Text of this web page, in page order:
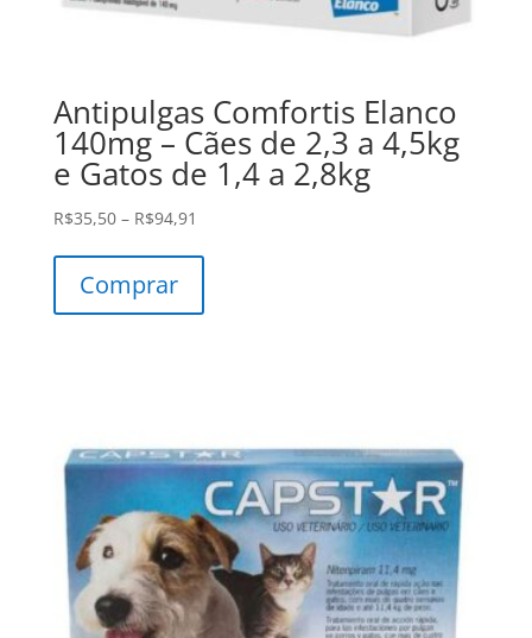
Antipulgas Comfortis Elanco
140mg – Cães de 2,3 a 4,5kg
e Gatos de 1,4 a 2,8kg
R$35,50 – R$94,91
Comprar
ser
escolhidas
na
página
do
produto